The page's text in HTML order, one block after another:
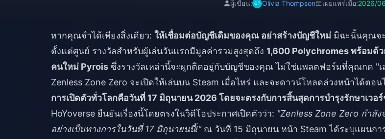
ไว้และเข้าเล่นได้ทันทีที่เซิร์ฟเวอร์เปิด ผู้เล่นปัจจุบันสามารถโอ
เซิร์ฟเวอร์ใหม่ สำหรับผู้เล่นใหม่ควรเตรียม **พื้นที่ว่างในดิสก์ป
สำหรับการอัปเดตในอนาคตด้วย
ผู้เขียน: Olivia Thompson เผยแพร่เมื่อ:2026/
หากคุณจำได้เพียงสิ่งเดียว: ให้เชื่อมต่อบัญชีเดิมของคุณ อย่าสร้างบัญชีใหม่ มิฉะนั้นคุณจะ
ตั้งแต่ศูนย์ รางวัลสำหรับผู้เล่นวันแรกมีมูลค่ารวมสูงสุดถึง 1,600 Polychromes พร้อมด้ว
คนใหม่ Pyrois ซึ่งรางวัลเหล่านี้จะผูกติดอยู่กับบัญชีของคุณ ไม่ใช่แพลตฟอร์มที่คุณกด "เ
Zenless Zone Zero จะเปิดให้เล่นบน Steam เมื่อไหร่ และจะดาวน์โหลดล่วงหน้าได้ตอน
การเปิดตัวทั่วโลกคือวันที่ 17 มิถุนายน 2026 โดยจะตรงกับการสิ้นสุดการบำรุงรักษาเวอ
HoYoverse ยืนยันเรื่องนี้โดยตรงในวิดีโอประกาศเปิดตัวว่า: "Zenless Zone Zero กำลั
อย่างเป็นทางการในวันที่ 17 มิถุนายนนี้!"ณ วันที่ 15 มิถุนายน หน้า Steam ได้ระบุแผนกา